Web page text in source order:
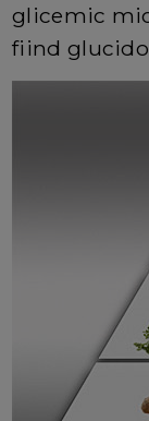
glicemic
fiind glucido